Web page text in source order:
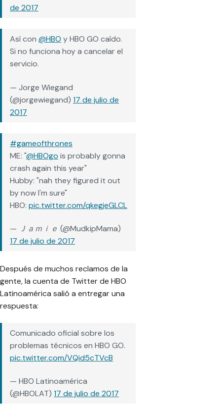
de 2017
Así con @HBO y HBO GO caído.
Si no funciona hoy a cancelar el
servicio.
— Jorge Wiegand
(@jorgewiegand) 17 de julio de
2017
#gameofthrones
ME: "@HBOgo is probably gonna
crash again this year"
Hubby: "nah they figured it out
by now I'm sure"
HBO: pic.twitter.com/qkegjeGLCL
— Ｊａｍｉｅ (@MudkipMama)
17 de julio de 2017
Después de muchos reclamos de la
gente, la cuenta de Twitter de HBO
Latinoamérica salió a entregar una
respuesta:
Comunicado oficial sobre los
problemas técnicos en HBO GO.
pic.twitter.com/VQid5cTVcB
— HBO Latinoamérica
(@HBOLAT) 17 de julio de 2017